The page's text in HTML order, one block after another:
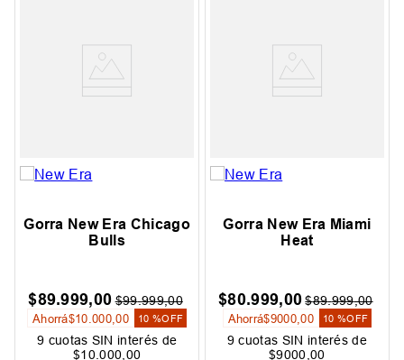
Gorra New Era Chicago
Bulls
$89.999,00 $99.999,00
Ahorrá$10 .000 ,00 10 %OFF
9 cuotas SIN interés de
$10 .000 00
Gorra New Era Miami
Heat
$80.999,00 $89.999,00
Ahorrá$9000 ,00 10 %OFF
9 cuotas SIN interés de
$9000 ,00